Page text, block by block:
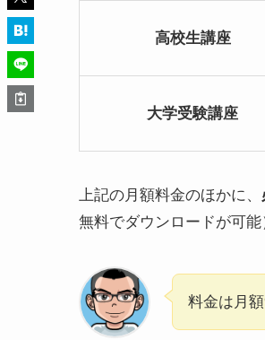
高校生講座
大学受験講座
上記の月額料金のほかに、
無料でダウンロードが可能
料金は月